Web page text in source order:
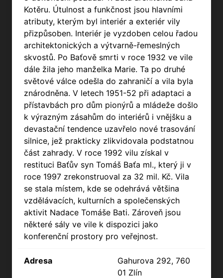
Kotěru. Útulnost a funkčnost jsou hlavními
atributy, kterým byl interiér a exteriér vily
přizpůsoben. Interiér je vyzdoben celou řadou
architektonických a výtvarně-řemeslných
skvostů. Po Baťově smrti v roce 1932 ve vile
dále žila jeho manželka Marie. Ta po druhé
světové válce odešla do zahraničí a vila byla
znárodněna. V letech 1951-52 při adaptaci a
přístavbách pro dům pionýrů a mládeže došlo
k výrazným zásahům do interiérů i vnějšku a
devastační tendence uzavřelo nové trasování
silnice, jež prakticky zlikvidovala podstatnou
část zahrady. V roce 1992 vilu získal v
restituci Baťův syn Tomáš Baťa ml., který ji v
roce 1997 zrekonstruoval za 32 mil. Kč. Vila
se stala místem, kde se odehrává většina
vzdělávacích, kulturních a společenských
aktivit Nadace Tomáše Bati. Zároveň jsou
některé sály ve vile k dispozici jako
konferenční prostory pro veřejnost.
Adresa
Gahurova 292, 760
01 Zlín